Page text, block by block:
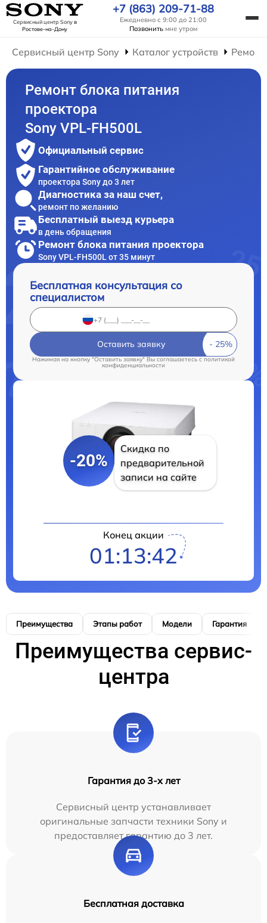
Сервисный центр Sonyв
Ростове-на-Дону
+7 (863) 209-71-88
Ежедневно с 9:00 до 21:00
Позвонить мне утром
Сервисный центр Sony Каталог устройств
Ремонт блока питания
проектора
Sony VPL-FH500L
Официальный сервис
Гарантийное обслуживание
проектора Sony до 3 лет
Диагностика за наш счет,
ремонт по желанию
Бесплатный выезд курьера
в день обращения
Ремонт блока питания проектора
Sony VPL-FH500L от 35 минут
Бесплатная консультация со
специалистом
Оставить заявку
Нажимая на кнопку "Оставить заявку" Вы соглашаетесь cполитикой
конфиденциальности
-20%
Скидка по
предварительной
записи на сайте
Конец акции
01:13:41
Преимущества Этапы работ Модели Гарантия
Преимущества сервис-
центра
Гарантия до 3-х лет
Сервисный центр устанавливает
оригинальные запчасти техники Sony и
предоставляет гарантию до 3 лет.
Бесплатная доставка